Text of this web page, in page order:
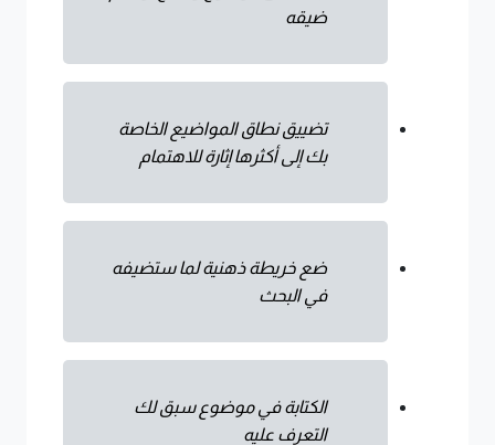
ضيقه
تضييق نطاق المواضيع الخاصة
بك إلى أكثرها إثارة للاهتمام
ضع خريطة ذهنية لما ستضيفه
في البحث
الكتابة في موضوع سبق لك
التعرف عليه